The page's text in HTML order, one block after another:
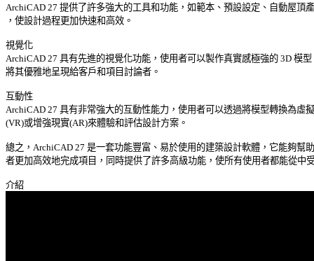
ArchiCAD 27 提供了許多強大的工具和功能，如範本、預設設定、自動屋頂
，使設計過程更加快速和高效。
視覺化
ArchiCAD 27 具有先進的視覺化功能，使用者可以製作真實感極強的 3D 模
將其優雅地呈現給客戶和項目討論者。
互動性
ArchiCAD 27 具有非常強大的互動性能力，使用者可以透過將模型轉換為虛
(VR)或增強現實(AR)來體驗和評估設計方案。
總之，ArchiCAD 27 是一套功能豐富、易於使用的建築設計軟體，它能夠幫
者更加高效地完成項目，同時提供了許多高級功能，使所有使用者都能從中